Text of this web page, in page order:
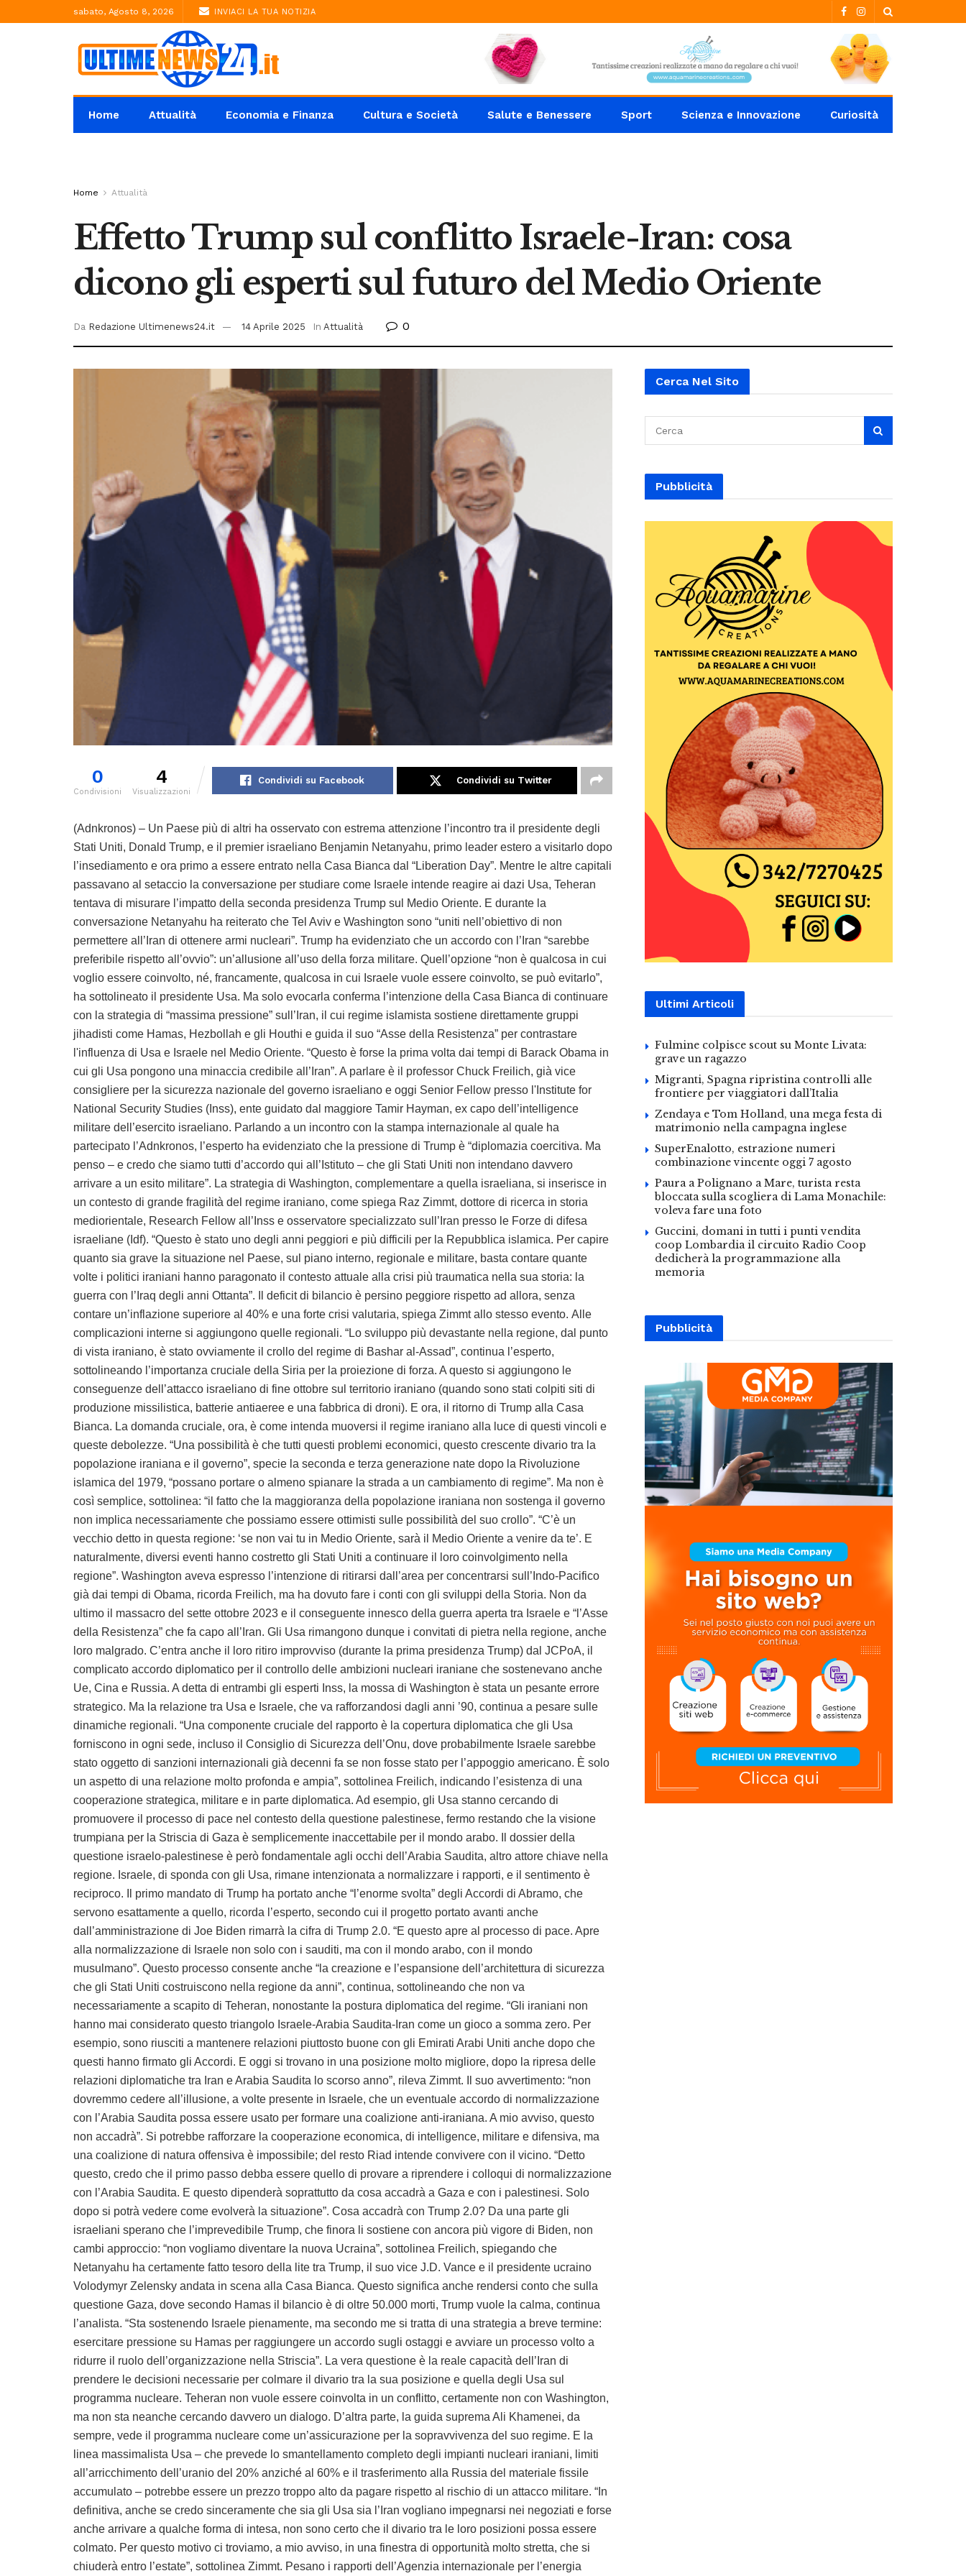
sabato, Agosto 8, 2026 INVIACI LA TUA NOTIZIA
Home Attualità Economia e Finanza Cultura e Società Salute e Benessere Sport Scienza e Innovazione Curiosità
Home Attualità
Effetto Trump sul conflitto Israele-Iran: cosa
dicono gli esperti sul futuro del Medio Oriente
Da Redazione Ultimenews24.it 14 Aprile 2025 In Attualità 0
0
Condivisioni
4
Visualizzazioni
Condividi su Facebook Condividi su Twitter
(Adnkronos) – Un Paese più di altri ha osservato con estrema attenzione l’incontro tra il presidente degli Stati Uniti, Donald Trump, e il premier israeliano Benjamin Netanyahu, primo leader estero a visitarlo dopo l’insediamento e ora primo a essere entrato nella Casa Bianca dal “Liberation Day”. Mentre le altre capitali passavano al setaccio la conversazione per studiare come Israele intende reagire ai dazi Usa, Teheran tentava di misurare l’impatto della seconda presidenza Trump sul Medio Oriente. E durante la conversazione Netanyahu ha reiterato che Tel Aviv e Washington sono “uniti nell’obiettivo di non permettere all’Iran di ottenere armi nucleari”. Trump ha evidenziato che un accordo con l’Iran “sarebbe preferibile rispetto all’ovvio”: un’allusione all’uso della forza militare. Quell’opzione “non è qualcosa in cui voglio essere coinvolto, né, francamente, qualcosa in cui Israele vuole essere coinvolto, se può evitarlo”, ha sottolineato il presidente Usa. Ma solo evocarla conferma l’intenzione della Casa Bianca di continuare con la strategia di “massima pressione” sull’Iran, il cui regime islamista sostiene direttamente gruppi jihadisti come Hamas, Hezbollah e gli Houthi e guida il suo “Asse della Resistenza” per contrastare l'influenza di Usa e Israele nel Medio Oriente. “Questo è forse la prima volta dai tempi di Barack Obama in cui gli Usa pongono una minaccia credibile all’Iran”. A parlare è il professor Chuck Freilich, già vice consigliere per la sicurezza nazionale del governo israeliano e oggi Senior Fellow presso l'Institute for National Security Studies (Inss), ente guidato dal maggiore Tamir Hayman, ex capo dell’intelligence militare dell’esercito israeliano. Parlando a un incontro con la stampa internazionale al quale ha partecipato l’Adnkronos, l’esperto ha evidenziato che la pressione di Trump è “diplomazia coercitiva. Ma penso – e credo che siamo tutti d’accordo qui all’Istituto – che gli Stati Uniti non intendano davvero arrivare a un esito militare”. La strategia di Washington, complementare a quella israeliana, si inserisce in un contesto di grande fragilità del regime iraniano, come spiega Raz Zimmt, dottore di ricerca in storia mediorientale, Research Fellow all’Inss e osservatore specializzato sull’Iran presso le Forze di difesa israeliane (Idf). “Questo è stato uno degli anni peggiori e più difficili per la Repubblica islamica. Per capire quanto sia grave la situazione nel Paese, sul piano interno, regionale e militare, basta contare quante volte i politici iraniani hanno paragonato il contesto attuale alla crisi più traumatica nella sua storia: la guerra con l’Iraq degli anni Ottanta”. Il deficit di bilancio è persino peggiore rispetto ad allora, senza contare un’inflazione superiore al 40% e una forte crisi valutaria, spiega Zimmt allo stesso evento. Alle complicazioni interne si aggiungono quelle regionali. “Lo sviluppo più devastante nella regione, dal punto di vista iraniano, è stato ovviamente il crollo del regime di Bashar al-Assad”, continua l’esperto, sottolineando l’importanza cruciale della Siria per la proiezione di forza. A questo si aggiungono le conseguenze dell’attacco israeliano di fine ottobre sul territorio iraniano (quando sono stati colpiti siti di produzione missilistica, batterie antiaeree e una fabbrica di droni). E ora, il ritorno di Trump alla Casa Bianca. La domanda cruciale, ora, è come intenda muoversi il regime iraniano alla luce di questi vincoli e queste debolezze. “Una possibilità è che tutti questi problemi economici, questo crescente divario tra la popolazione iraniana e il governo”, specie la seconda e terza generazione nate dopo la Rivoluzione islamica del 1979, “possano portare o almeno spianare la strada a un cambiamento di regime”. Ma non è così semplice, sottolinea: “il fatto che la maggioranza della popolazione iraniana non sostenga il governo non implica necessariamente che possiamo essere ottimisti sulle possibilità del suo crollo”. “C’è un vecchio detto in questa regione: ‘se non vai tu in Medio Oriente, sarà il Medio Oriente a venire da te’. E naturalmente, diversi eventi hanno costretto gli Stati Uniti a continuare il loro coinvolgimento nella regione”. Washington aveva espresso l’intenzione di ritirarsi dall’area per concentrarsi sull’Indo-Pacifico già dai tempi di Obama, ricorda Freilich, ma ha dovuto fare i conti con gli sviluppi della Storia. Non da ultimo il massacro del sette ottobre 2023 e il conseguente innesco della guerra aperta tra Israele e “l’Asse della Resistenza” che fa capo all’Iran. Gli Usa rimangono dunque i convitati di pietra nella regione, anche loro malgrado. C’entra anche il loro ritiro improvviso (durante la prima presidenza Trump) dal JCPoA, il complicato accordo diplomatico per il controllo delle ambizioni nucleari iraniane che sostenevano anche Ue, Cina e Russia. A detta di entrambi gli esperti Inss, la mossa di Washington è stata un pesante errore strategico. Ma la relazione tra Usa e Israele, che va rafforzandosi dagli anni ’90, continua a pesare sulle dinamiche regionali. “Una componente cruciale del rapporto è la copertura diplomatica che gli Usa forniscono in ogni sede, incluso il Consiglio di Sicurezza dell’Onu, dove probabilmente Israele sarebbe stato oggetto di sanzioni internazionali già decenni fa se non fosse stato per l’appoggio americano. È solo un aspetto di una relazione molto profonda e ampia”, sottolinea Freilich, indicando l’esistenza di una cooperazione strategica, militare e in parte diplomatica. Ad esempio, gli Usa stanno cercando di promuovere il processo di pace nel contesto della questione palestinese, fermo restando che la visione trumpiana per la Striscia di Gaza è semplicemente inaccettabile per il mondo arabo. Il dossier della questione israelo-palestinese è però fondamentale agli occhi dell’Arabia Saudita, altro attore chiave nella regione. Israele, di sponda con gli Usa, rimane intenzionata a normalizzare i rapporti, e il sentimento è reciproco. Il primo mandato di Trump ha portato anche “l’enorme svolta” degli Accordi di Abramo, che servono esattamente a quello, ricorda l’esperto, secondo cui il progetto portato avanti anche dall’amministrazione di Joe Biden rimarrà la cifra di Trump 2.0. “E questo apre al processo di pace. Apre alla normalizzazione di Israele non solo con i sauditi, ma con il mondo arabo, con il mondo musulmano”. Questo processo consente anche “la creazione e l’espansione dell’architettura di sicurezza che gli Stati Uniti costruiscono nella regione da anni”, continua, sottolineando che non va necessariamente a scapito di Teheran, nonostante la postura diplomatica del regime. “Gli iraniani non hanno mai considerato questo triangolo Israele-Arabia Saudita-Iran come un gioco a somma zero. Per esempio, sono riusciti a mantenere relazioni piuttosto buone con gli Emirati Arabi Uniti anche dopo che questi hanno firmato gli Accordi. E oggi si trovano in una posizione molto migliore, dopo la ripresa delle relazioni diplomatiche tra Iran e Arabia Saudita lo scorso anno”, rileva Zimmt. Il suo avvertimento: “non dovremmo cedere all’illusione, a volte presente in Israele, che un eventuale accordo di normalizzazione con l’Arabia Saudita possa essere usato per formare una coalizione anti-iraniana. A mio avviso, questo non accadrà”. Si potrebbe rafforzare la cooperazione economica, di intelligence, militare e difensiva, ma una coalizione di natura offensiva è impossibile; del resto Riad intende convivere con il vicino. “Detto questo, credo che il primo passo debba essere quello di provare a riprendere i colloqui di normalizzazione con l’Arabia Saudita. E questo dipenderà soprattutto da cosa accadrà a Gaza e con i palestinesi. Solo dopo si potrà vedere come evolverà la situazione”. Cosa accadrà con Trump 2.0? Da una parte gli israeliani sperano che l’imprevedibile Trump, che finora li sostiene con ancora più vigore di Biden, non cambi approccio: “non vogliamo diventare la nuova Ucraina”, sottolinea Freilich, spiegando che Netanyahu ha certamente fatto tesoro della lite tra Trump, il suo vice J.D. Vance e il presidente ucraino Volodymyr Zelensky andata in scena alla Casa Bianca. Questo significa anche rendersi conto che sulla questione Gaza, dove secondo Hamas il bilancio è di oltre 50.000 morti, Trump vuole la calma, continua l’analista. “Sta sostenendo Israele pienamente, ma secondo me si tratta di una strategia a breve termine: esercitare pressione su Hamas per raggiungere un accordo sugli ostaggi e avviare un processo volto a ridurre il ruolo dell’organizzazione nella Striscia”. La vera questione è la reale capacità dell’Iran di prendere le decisioni necessarie per colmare il divario tra la sua posizione e quella degli Usa sul programma nucleare. Teheran non vuole essere coinvolta in un conflitto, certamente non con Washington, ma non sta neanche cercando davvero un dialogo. D’altra parte, la guida suprema Ali Khamenei, da sempre, vede il programma nucleare come un’assicurazione per la sopravvivenza del suo regime. E la linea massimalista Usa – che prevede lo smantellamento completo degli impianti nucleari iraniani, limiti all’arricchimento dell’uranio del 20% anziché al 60% e il trasferimento alla Russia del materiale fissile accumulato – potrebbe essere un prezzo troppo alto da pagare rispetto al rischio di un attacco militare. “In definitiva, anche se credo sinceramente che sia gli Usa sia l’Iran vogliano impegnarsi nei negoziati e forse anche arrivare a qualche forma di intesa, non sono certo che il divario tra le loro posizioni possa essere colmato. Per questo motivo ci troviamo, a mio avviso, in una finestra di opportunità molto stretta, che si chiuderà entro l’estate”, sottolinea Zimmt. Pesano i rapporti dell’Agenzia internazionale per l’energia atomica sul programma nucleare iraniano, secondo cui Teheran è prossima a raggiungere il livello di arricchimento dell’uranio per la costruzione di armi nucleari, e il fatto che l’ultima occasione per l’Ue di rinnovare le sanzi
Cerca Nel Sito
Pubblicità
Ultimi Articoli
Fulmine colpisce scout su Monte Livata:
grave un ragazzo
Migranti, Spagna ripristina controlli alle
frontiere per viaggiatori dall’Italia
Zendaya e Tom Holland, una mega festa di
matrimonio nella campagna inglese
SuperEnalotto, estrazione numeri
combinazione vincente oggi 7 agosto
Paura a Polignano a Mare, turista resta
bloccata sulla scogliera di Lama Monachile:
voleva fare una foto
Guccini, domani in tutti i punti vendita
coop Lombardia il circuito Radio Coop
dedicherà la programmazione alla
memoria
Pubblicità